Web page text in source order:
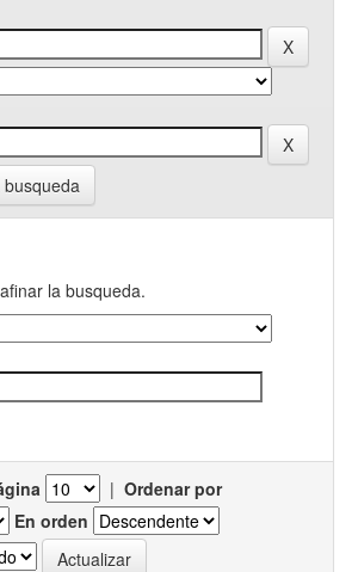
la busqueda.
| Ordenar por
En orden